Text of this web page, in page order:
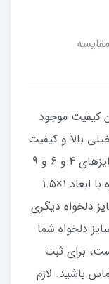
مقایسه
کیفیت موجود
بالا و کیفیت
چاپ فوق العاده با طرح بسیار زیبا در سایزهای 4 و 6 و 9
و 12 متری تولید می شود. سایزهای کناره با ابعاد ۱×۱.۵
۱×۴ متر و هر سایز دلخواه دیگری
دلخواه شما
برای ثبت
باشید. لازم